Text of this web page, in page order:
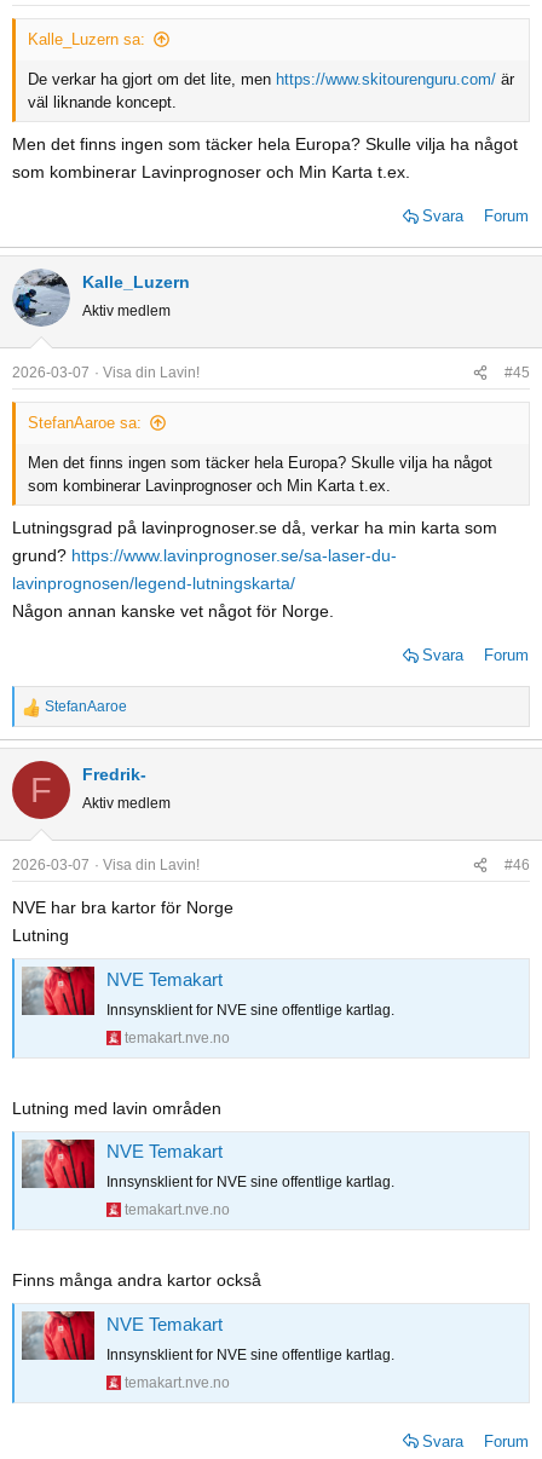
n
Kalle_Luzern sa:
De verkar ha gjort om det lite, men https://www.skitourenguru.com/ är
väl liknande koncept.
Men det finns ingen som täcker hela Europa? Skulle vilja ha något
som kombinerar Lavinprognoser och Min Karta t.ex.
Svara Forum
Kalle_Luzern
Aktiv medlem
2026-03-07 Visa din Lavin! #45
StefanAaroe sa:
Men det finns ingen som täcker hela Europa? Skulle vilja ha något
som kombinerar Lavinprognoser och Min Karta t.ex.
Lutningsgrad på lavinprognoser.se då, verkar ha min karta som
grund? https://www.lavinprognoser.se/sa-laser-du-
lavinprognosen/legend-lutningskarta/
Någon annan kanske vet något för Norge.
Svara Forum
R
e
a
t
i
o
n
s
:
StefanAaroe
F Fredrik-
Aktiv medlem
2026-03-07 Visa din Lavin! #46
NVE har bra kartor för Norge
Lutning
NVE Temakart
Innsynsklient for NVE sine offentlige kartlag.
temakart.nve.no
Lutning med lavin områden
NVE Temakart
Innsynsklient for NVE sine offentlige kartlag.
temakart.nve.no
Finns många andra kartor också
NVE Temakart
Innsynsklient for NVE sine offentlige kartlag.
temakart.nve.no
Svara Forum